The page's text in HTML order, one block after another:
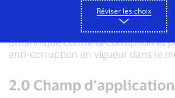
corruption (la « Politique ») pour
avec les exigences et les restrictions
Loi américaine contre la corruption à
britannique contre la corruption et
anti-corruption en vigueur dans le
2.0 Champ d’application
Réviser les choix